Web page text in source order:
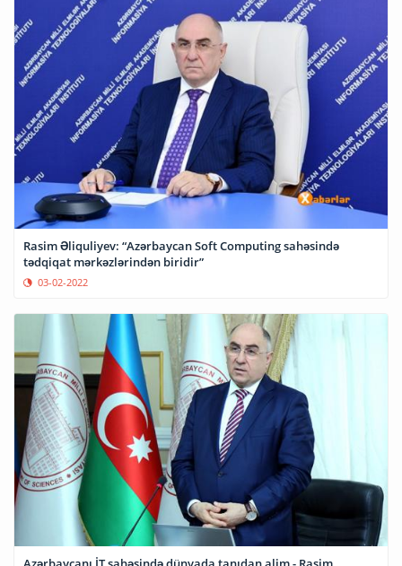
Rasim Əliquliyev: “Azərbaycan Soft Computing sahəsində
tədqiqat mərkəzlərindən biridir”
03-02-2022